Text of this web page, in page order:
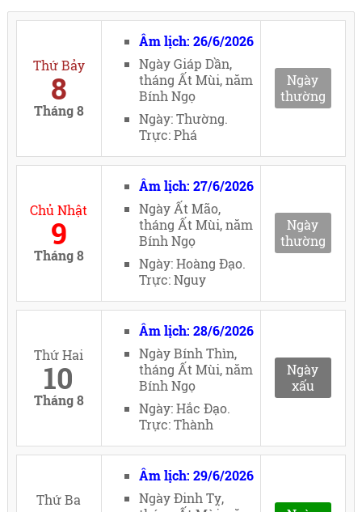
Thứ Bảy
8
Tháng 8
Âm lịch: 26/6/2026
Ngày Giáp Dần,
tháng Ất Mùi, năm
Bính Ngọ
Ngày: Thường.
Trực: Phá
Ngày
thường
Chủ Nhật
9
Tháng 8
Âm lịch: 27/6/2026
Ngày Ất Mão,
tháng Ất Mùi, năm
Bính Ngọ
Ngày: Hoàng Đạo.
Trực: Nguy
Ngày
thường
Thứ Hai
10
Tháng 8
Âm lịch: 28/6/2026
Ngày Bính Thìn,
tháng Ất Mùi, năm
Bính Ngọ
Ngày: Hắc Đạo.
Trực: Thành
Ngày
xấu
Thứ Ba
Âm lịch: 29/6/2026
Ngày Đinh Tỵ,